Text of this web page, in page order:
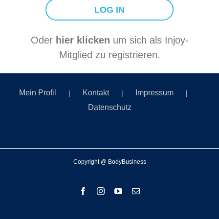
Oder hier klicken um sich als Injoy-
Mitglied zu registrieren.
Mein Profil Kontakt
Impressum
Datenschutz
Copyright @ BodyBusiness
FacebookInstagramYouTube
E-